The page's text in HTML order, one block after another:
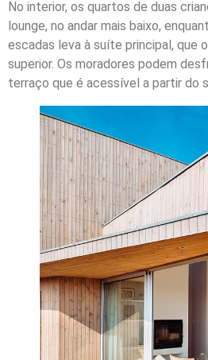
No interior, os quartos de duas
lounge, no andar mais baixo,
escadas leva à suíte principal, que
superior. Os moradores podem
terraço que é acessível a partir do